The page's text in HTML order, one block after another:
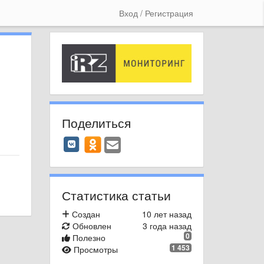
Вход / Регистрация
Поделиться
Статистика статьи
10 лет назад
Создан
3 года назад
Обновлен
0
Полезно
1 453
Просмотры